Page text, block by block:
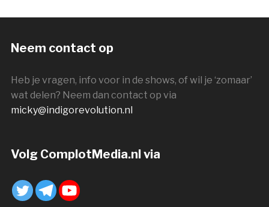
Neem contact op
Heb je vragen, info voor in de shows, of wil je ‘zomaar’
wat delen? Neem dan contact op via
micky@indigorevolution.nl
Volg ComplotMedia.nl via